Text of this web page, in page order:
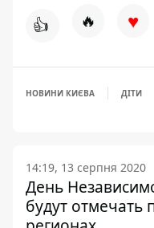
👍 🔥 ♥
НОВИНИ КИЄВА ДІТИ
14:19, 13 серпня 2020
День
будут отмечать